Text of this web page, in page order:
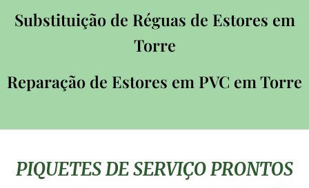
Substituição de Réguas de Estores em
Torre
Reparação de Estores em PVC em Torre
PIQUETES DE SERVIÇO PRONTOS